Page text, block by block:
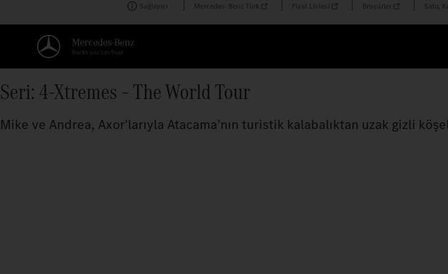
Sağlayıcı Mercedes-Benz Türk Fiyat Listesi Broşürler Satış
Seri: 4-Xtremes – The World Tour
Mike ve Andrea, Axor'larıyla Atacama’nın turistik kalabalıktan uzak gizli